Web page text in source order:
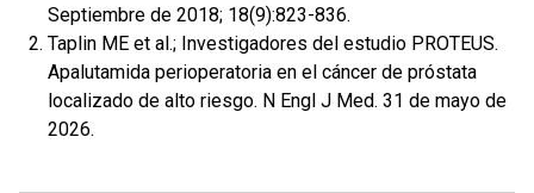
Septiembre de 2018; 18(9):823-836.
Taplin ME et al.; Investigadores del estudio PROTEUS.
Apalutamida perioperatoria en el cáncer de próstata
localizado de alto riesgo. N Engl J Med. 31 de mayo de
2026.